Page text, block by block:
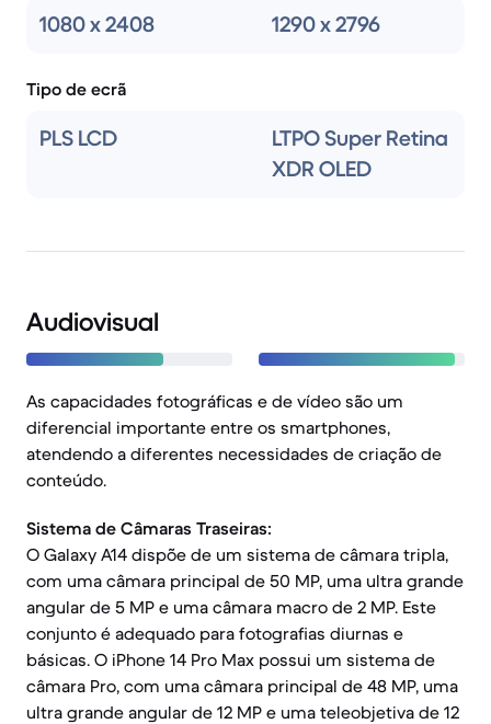
1080 x 2408 1290 x 2796
Tipo de ecrã
PLS LCD
LTPO Super Retina
XDR OLED
Audiovisual
As capacidades fotográficas e de vídeo são um
diferencial importante entre os smartphones,
atendendo a diferentes necessidades de criação de
conteúdo.
Sistema de Câmaras Traseiras:
O Galaxy A14 dispõe de um sistema de câmara tripla,
com uma câmara principal de 50 MP, uma ultra grande
angular de 5 MP e uma câmara macro de 2 MP. Este
conjunto é adequado para fotografias diurnas e
básicas. O iPhone 14 Pro Max possui um sistema de
câmara Pro, com uma câmara principal de 48 MP, uma
ultra grande angular de 12 MP e uma teleobjetiva de 12